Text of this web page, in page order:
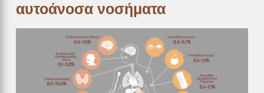
αυτοάνοσα νοσήματα